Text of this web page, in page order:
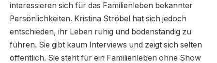
interessieren sich für das Familienleben bekannter
Persönlichkeiten. Kristina Ströbel hat sich jedoch
entschieden, ihr Leben ruhig und bodenständig zu
führen. Sie gibt kaum Interviews und zeigt sich selten
öffentlich. Sie steht für ein Familienleben ohne Show